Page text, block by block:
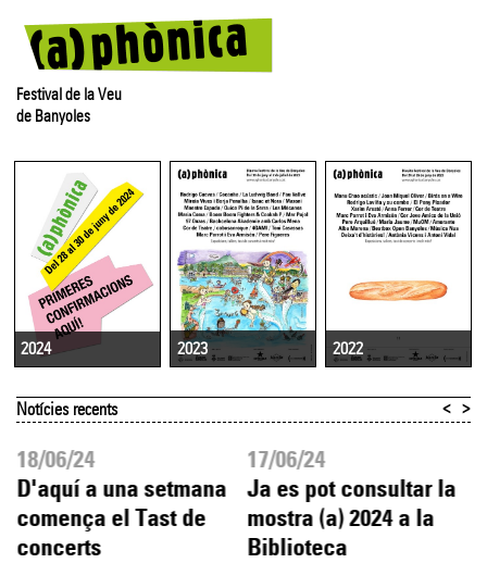
Festival de la Veu
de Banyoles
2024 2023 2022
Notícies recents
18/06/24
D'aquí a una setmana
comença el Tast de
concerts
17/06/24
Ja es pot consultar la
mostra (a) 2024 a la
Biblioteca
< >